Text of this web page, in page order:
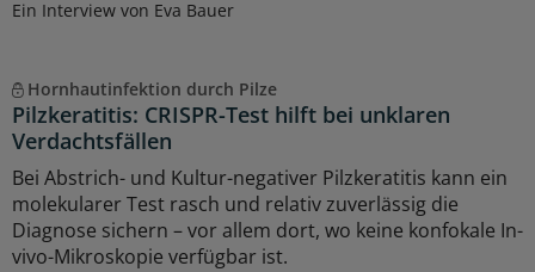
Ein Interview von Eva Bauer
Hornhautinfektion durch Pilze
Pilzkeratitis: CRISPR-Test hilft bei unklaren
Verdachtsfällen
Bei Abstrich- und Kultur-negativer Pilzkeratitis kann ein
molekularer Test rasch und relativ zuverlässig die
Diagnose sichern – vor allem dort, wo keine konfokale In-
vivo-Mikroskopie verfügbar ist.